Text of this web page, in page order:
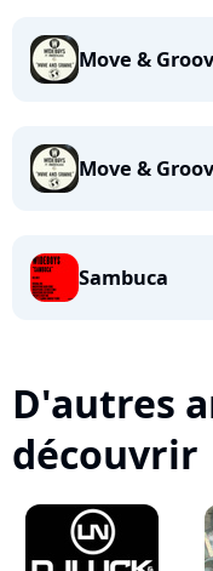
Move &
Move &
Sambuca
D'autres
découvrir